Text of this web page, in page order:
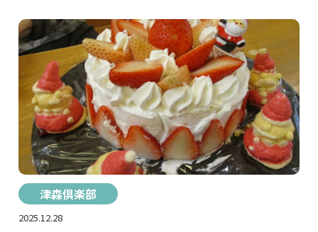
津森倶楽部
2025.12.28